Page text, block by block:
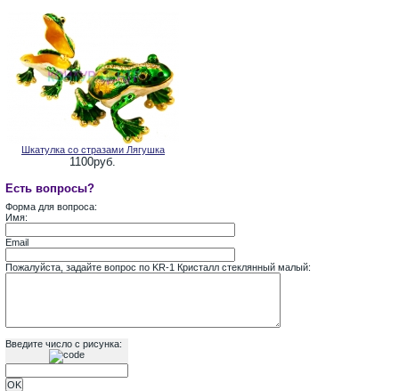
Шкатулка со стразами Лягушка
1100руб.
Есть вопросы?
Форма для вопроса:
Имя:
Email
Пожалуйста, задайте вопрос по KR-1 Кристалл стеклянный малый:
Введите число с рисунка: